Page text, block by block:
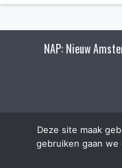
NAP: Nieuw
Deze site maak
gebruiken gaan we